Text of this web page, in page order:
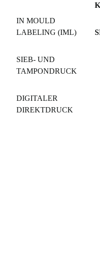
IN MOULD
LABELING (IML)
SIEB- UND
TAMPONDRUCK
DIGITALER
DIREKTDRUCK